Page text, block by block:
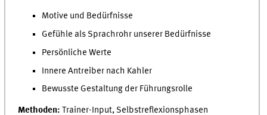
Motive und Bedürfnisse
Gefühle als Sprachrohr unserer Bedürfnisse
Persönliche Werte
Innere Antreiber nach Kahler
Bewusste Gestaltung der Führungsrolle
Methoden: Trainer-Input, Selbstreflexionsphasen